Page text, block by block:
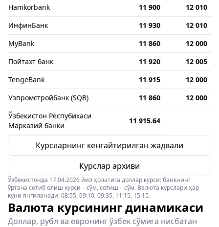
Hamkorbank
11 900
12 010
ИнфинБанк
11 930
12 010
MyBank
11 860
12 000
Пойтахт банк
11 920
12 005
TengeBank
11 915
12 000
Узпромстройбанк (SQB)
11 860
12 000
Ўзбекистон Респубикаси
Марказий банки
11 915.64
Курсларнинг кенгайтирилган жадвали
Курслар архиви
Ўзбекистонда 17.04.2026 йил ҳолатига доллар курси: банкнинг
ўртача сотиб олиш курси – сўм, сотиш – сўм. Валюта курслари ҳар
куни янгиланади: 08:55, 09:10, 09:35, 11:15, 15:15.
Валюта курсининг динамикаси
Доллар, рубл ва евронинг ўзбек сўмига нисбатан